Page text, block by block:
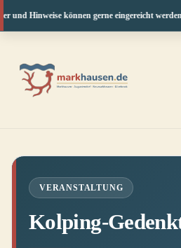
Hinweise können gerne eingereicht
springen
VERANSTALTUNG
Kolping-